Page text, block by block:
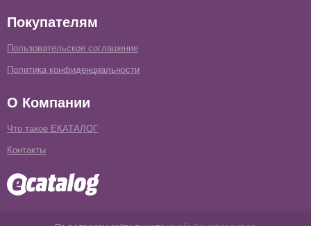
Покупателям
Пользовательское соглашение
Политика конфиденциальности
О Компании
Что такое ЕКАТАЛОГ
Контакты